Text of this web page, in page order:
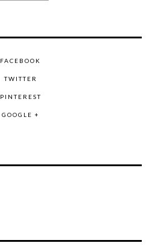
FACEBOOK
TWITTER
PINTEREST
GOOGLE +